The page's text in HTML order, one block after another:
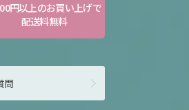
円以上のお買い上げで
配送料無料
問